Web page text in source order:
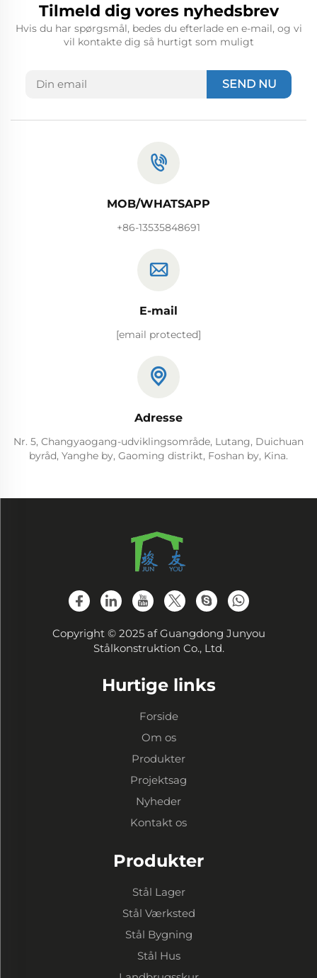
Tilmeld dig vores nyhedsbrev
Hvis du har spørgsmål, bedes du efterlade en e-mail, og vi
vil kontakte dig så hurtigt som muligt
SEND NU
MOB/WHATSAPP
+86-13535848691
E-mail
[email protected]
Adresse
Nr. 5, Changyaogang-udviklingsområde, Lutang, Duichuan
byråd, Yanghe by, Gaoming distrikt, Foshan by, Kina.
Copyright © 2025 af Guangdong Junyou
Stålkonstruktion Co., Ltd.
Hurtige links
Forside
Om os
Produkter
Projektsag
Nyheder
Kontakt os
Produkter
Stål Lager
Stål Værksted
Stål Bygning
Stål Hus